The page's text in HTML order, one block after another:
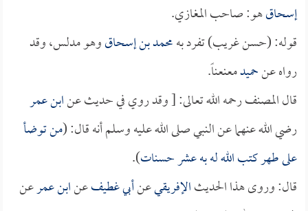
إسحاقهو: صاحب المغازي.
قوله: (حسن غريب) تفرد بهمحمد بن إسحاقوهو مدلس، وقد
رواه عنحميدمعنعناً.
قال المصنف رحمه الله تعالى: [ وقد روي في حديث عنابن عمر
رضي الله عنهما عن النبي صلى الله عليه وسلم أنه قال: (من توضأ
على طهر كتب الله له به عشر حسنات).
قال: وروى هذا الحديثالإفريقيعنأبي غطيفعنابن عمرعن